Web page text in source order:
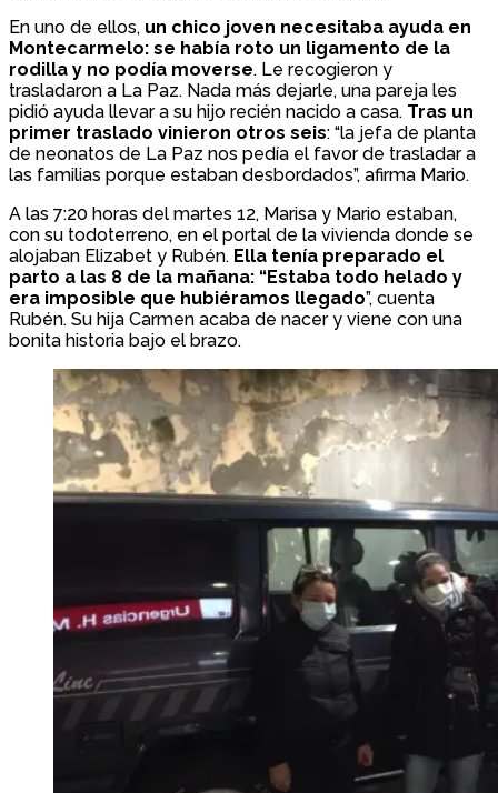
En uno de ellos, un chico joven necesitaba ayuda en
Montecarmelo: se había roto un ligamento de la
rodilla y no podía moverse. Le recogieron y
trasladaron a La Paz. Nada más dejarle, una pareja les
pidió ayuda llevar a su hijo recién nacido a casa. Tras un
primer traslado vinieron otros seis: “la jefa de planta
de neonatos de La Paz nos pedía el favor de trasladar a
las familias porque estaban desbordados”, afirma Mario.
A las 7:20 horas del martes 12, Marisa y Mario estaban,
con su todoterreno, en el portal de la vivienda donde se
alojaban Elizabet y Rubén. Ella tenía preparado el
parto a las 8 de la mañana: “Estaba todo helado y
era imposible que hubiéramos llegado”, cuenta
Rubén. Su hija Carmen acaba de nacer y viene con una
bonita historia bajo el brazo.